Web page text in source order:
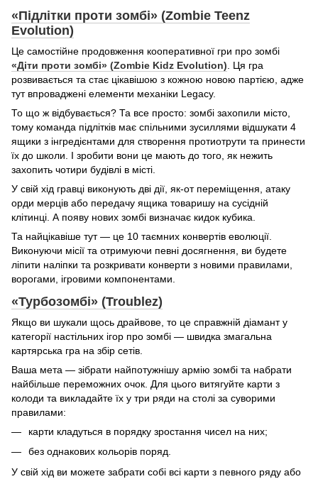
«Підлітки проти зомбі» (Zombie Teenz
Evolution)
Це самостійне продовження кооперативної гри про зомбі
«Діти проти зомбі» (Zombie Kidz Evolution). Ця гра
розвивається та стає цікавішою з кожною новою партією, адже
тут впроваджені елементи механіки Legacy.
То що ж відбувається? Та все просто: зомбі захопили місто,
тому команда підлітків має спільними зусиллями відшукати 4
ящики з інгредієнтами для створення протиотрути та принести
їх до школи. І зробити вони це мають до того, як нежить
захопить чотири будівлі в місті.
У свій хід гравці виконують дві дії, як-от переміщення, атаку
орди мерців або передачу ящика товаришу на сусідній
клітинці. А появу нових зомбі визначає кидок кубика.
Та найцікавіше тут — це 10 таємних конвертів еволюції.
Виконуючи місії та отримуючи певні досягнення, ви будете
ліпити наліпки та розкривати конверти з новими правилами,
ворогами, ігровими компонентами.
«Турбозомбі» (Troublez)
Якщо ви шукали щось драйвове, то це справжній діамант у
категорії настільних ігор про зомбі — швидка змагальна
картярська гра на збір сетів.
Ваша мета — зібрати найпотужнішу армію зомбі та набрати
найбільше переможних очок. Для цього витягуйте карти з
колоди та викладайте їх у три ряди на столі за суворими
правилами:
карти кладуться в порядку зростання чисел на них;
без однакових кольорів поряд.
У свій хід ви можете забрати собі всі карти з певного ряду або